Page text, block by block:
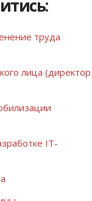
труда
лица (директор
IT-